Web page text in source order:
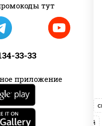
тут
33-33
приложение
нори
омлет угорь копченый